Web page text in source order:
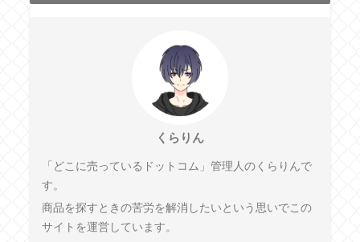
くらりん
「どこに売っているドットコム」管理人のくらりんで
す。
商品を探すときの苦労を解消したいという思いでこの
サイトを運営しています。